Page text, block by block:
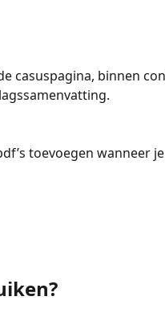
casuspagina, binnen
toevoegen wanneer